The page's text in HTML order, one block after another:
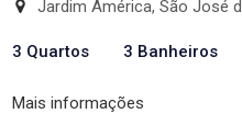
Jardim América, São José
3 Quartos 3 Banheiros
Mais informações